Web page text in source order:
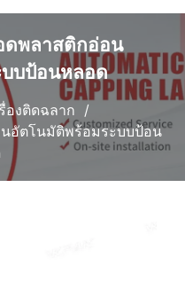
ดพลาสติกอ่อน
บป้อนหลอด
องติดฉลาก
อัตโนมัติพร้อมระบบป้อน